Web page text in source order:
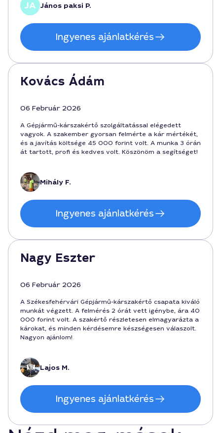
János paksi P.
Ingyenes ajánlatkérés
Kovács Ádám
06 Február 2026
A Gépjármű-kárszakértő szolgáltatással elégedett
vagyok. A szakember gyorsan felmérte a kár mértékét,
és a javítás költsége 45 000 forint volt. A munka 3 órán
át tartott, profi és kedves volt. Köszönöm a segítséget!
Mihály F.
Ingyenes ajánlatkérés
Nagy Eszter
06 Február 2026
A Székesfehérvári Gépjármű-kárszakértő csapata kiváló
munkát végzett. A felmérés 2 órát vett igénybe, ára 40
000 forint volt. A szakértő részletesen elmagyarázta a
károkat, és minden kérdésemre készségesen válaszolt.
Nagyon ajánlom!
Lajos M.
Ingyenes ajánlatkérés